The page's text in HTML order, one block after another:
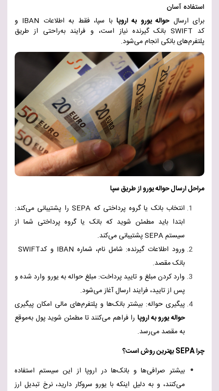
استفاده آسان
برای ارسالحواله یورو به اروپا با سپا، فقط به اطلاعات IBAN و
کد SWIFT بانک گیرنده نیاز است، و فرایند به‌راحتی از طریق
پلتفرم‌های بانکی انجام می‌شود.
مراحل ارسال حواله یورو از طریقسپا
انتخاب بانک یا گروه پرداختی که SEPA را پشتیبانی می‌کند:
ابتدا باید مطمئن شوید که بانک یا گروه پرداختی شما از
سیستمSEPAپشتیبانی می‌کند.
ورود اطلاعات گیرنده: شامل نام، شمارهIBAN و کدSWIFT
بانک مقصد.
وارد کردن مبلغ و تایید پرداخت: مبلغ حواله به یورو وارد شده و
پس از تایید، فرایند ارسال آغاز می‌شود.
پیگیری حواله: بیشتر بانک‌ها و پلتفرم‌های مالی امکان پیگیری
حوالهیورو به اروپارا فراهم می‌کنند تا مطمئن شوید پول به‌موقع
به مقصد می‌رسد.
چراSEPAبهترین روش است؟
بیشتر صرافی‌ها و بانک‌ها در اروپا از این سیستم استفاده
می‌کنند، و به دلیل اینکه با یورو سروکار دارید، نرخ تبدیل ارز